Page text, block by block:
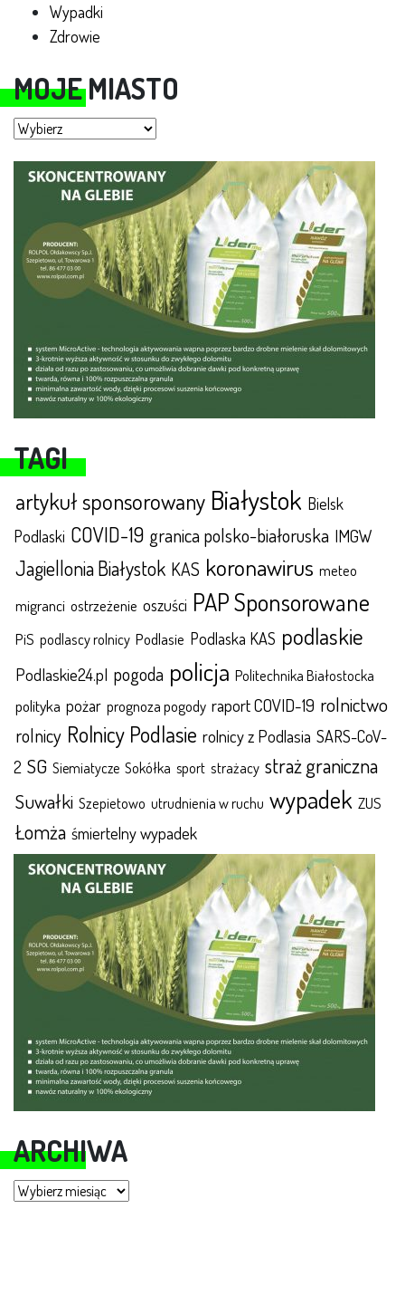
Wypadki
Zdrowie
MOJE MIASTO
Moje miasto
TAGI
artykuł sponsorowany Białystok Bielsk
Podlaski COVID-19 granica polsko-białoruska IMGW
Jagiellonia Białystok KAS koronawirus meteo
migranci ostrzeżenie oszuści PAP Sponsorowane
PiS podlascy rolnicy Podlasie Podlaska KAS podlaskie
Podlaskie24.pl pogoda policja Politechnika Białostocka
polityka pożar prognoza pogody raport COVID-19 rolnictwo
rolnicy Rolnicy Podlasie rolnicy z Podlasia SARS-CoV-
2 SG Siemiatycze Sokółka sport strażacy straż graniczna
Suwałki Szepietowo utrudnienia w ruchu wypadek ZUS
Łomża śmiertelny wypadek
ARCHIWA
Archiwa